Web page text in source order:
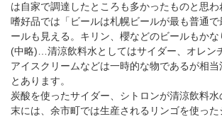
は自家で調達したところも多かったものと思わ
嗜好品では「ビールは札幌ビールが最も普通
ールも見える。キリン、櫻などのビールもか
(中略)…清涼飲料水としてはサイダー、オレン
アイスクリームなどは一時的な物であるが相当
とあります。
炭酸を使ったサイダー、シトロンが清涼飲料
末には、余市町では生産されるリンゴを使っ